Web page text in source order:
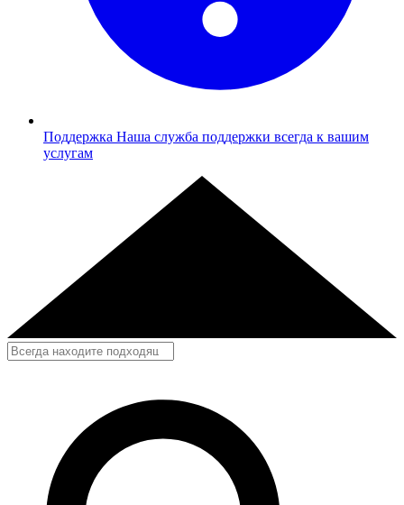
Поддержка Наша служба поддержки всегда к вашим
услугам